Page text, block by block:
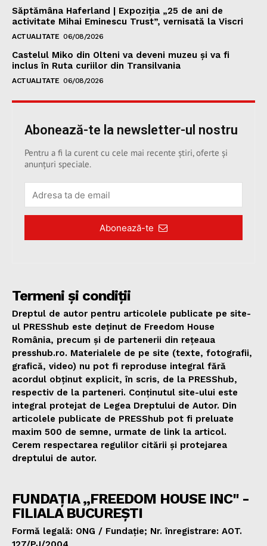
Săptămâna Haferland | Expoziţia „25 de ani de
activitate Mihai Eminescu Trust”, vernisată la Viscri
ACTUALITATE 06/08/2026
Castelul Miko din Olteni va deveni muzeu şi va fi
inclus în Ruta curiilor din Transilvania
ACTUALITATE 06/08/2026
Abonează-te la newsletter-ul nostru
Pentru a fi la curent cu cele mai recente știri, oferte și
anunțuri speciale.
Abonează-te
Termeni și condiții
Dreptul de autor pentru articolele publicate pe site-
ul PRESShub este deținut de Freedom House
România, precum și de partenerii din rețeaua
presshub.ro. Materialele de pe site (texte, fotografii,
grafică, video) nu pot fi reproduse integral fără
acordul obținut explicit, în scris, de la PRESShub,
respectiv de la parteneri. Conținutul site-ului este
integral protejat de Legea Dreptului de Autor. Din
articolele publicate de PRESShub pot fi preluate
maxim 500 de semne, urmate de link la articol.
Cerem respectarea regulilor citării și protejarea
dreptului de autor.
FUNDAȚIA „FREEDOM HOUSE INC" -
FILIALA BUCUREȘTI
Formă legală: ONG / Fundație; Nr. înregistrare: AOT.